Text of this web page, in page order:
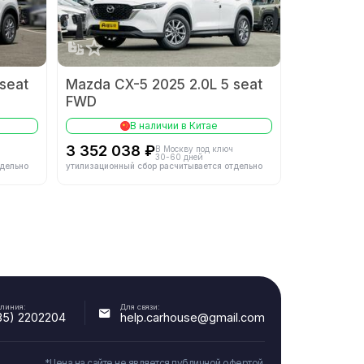
-
Система питания -
-
Компоновка двигателя -
- Тип привода
-
Mazda CX-5 2025 2.0L 5 seat
FWD
В наличии в Китае
3 352 038 ₽В Москву под ключ
30-60 дней
утилизационный сбор расчитывается отдельно
2202204
Для связи:
help.carhouse@gmail.com